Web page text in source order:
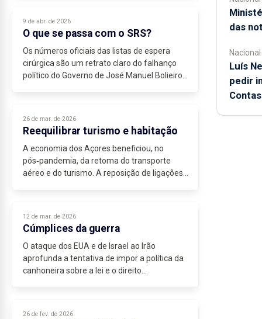
9 de abr. de 2026
O que se passa com o SRS?
Os números oficiais das listas de espera
cirúrgica são um retrato claro do falhanço
político do Governo de José Manuel Bolieiro
26 de mar. de 2026
Reequilibrar turismo e habitação
A economia dos Açores beneficiou, no
pós‑pandemia, da retoma do transporte
aéreo e do turismo. A reposição de ligações
12 de mar. de 2026
Cúmplices da guerra
O ataque dos EUA e de Israel ao Irão
aprofunda a tentativa de impor a política da
canhoneira sobre a lei e o direito
26 de fev. de 2026
das
Nacional
Luís
pedir
Contas